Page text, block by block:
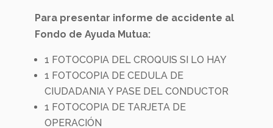
Para presentar informe de accidente al
Fondo de Ayuda Mutua:
1 FOTOCOPIA DEL CROQUIS SI LO HAY
1 FOTOCOPIA DE CEDULA DE
CIUDADANIA Y PASE DEL CONDUCTOR
1 FOTOCOPIA DE TARJETA DE
OPERACIÓN